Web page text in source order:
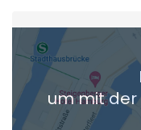
Heimatadresse
+ Aktuellen
um mit der